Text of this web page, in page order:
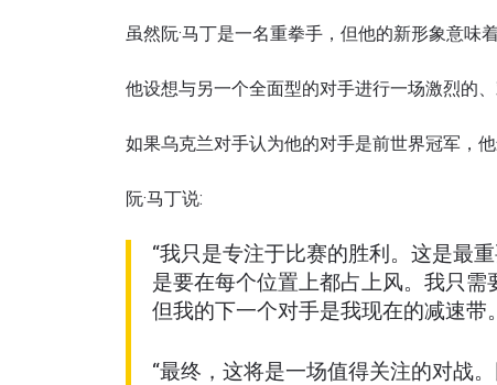
虽然阮·马丁是一名重拳手，但他的新形象意味
他设想与另一个全面型的对手进行一场激烈的
如果乌克兰对手认为他的对手是前世界冠军，他
阮·马丁说:
“我只是专注于比赛的胜利。这是最
是要在每个位置上都占上风。我只需
但我的下一个对手是我现在的减速带。
“最终，这将是一场值得关注的对战
提交此